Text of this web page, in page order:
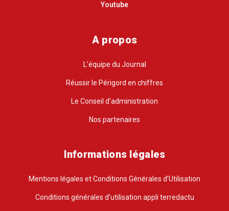
Youtube
A propos
L’équipe du Journal
Réussir le Périgord en chiffres
Le Conseil d’administration
Nos partenaires
Informations légales
Mentions légales et Conditions Générales d’Utilisation
Conditions générales d’utilisation appli terredactu